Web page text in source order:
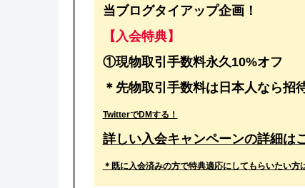
当ブログタイアップ企画！
【入会特典】
①現物取引手数料永久10%オフ
＊先物取引手数料は日本人なら招
TwitterでDMする！
詳しい入会キャンペーンの詳細は
＊既に入会済みの方で特典適応にしてもらいたい方